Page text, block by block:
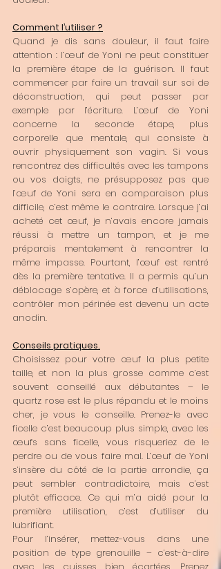
Comment l’utiliser ?
Quand je dis sans douleur, il faut faire
attention : l’œuf de Yoni ne peut constituer
la première étape de la guérison. Il faut
commencer par faire un travail sur soi de
déconstruction, qui peut passer par
exemple par l’écriture. L’œuf de Yoni
concerne la seconde étape, plus
corporelle que mentale, qui consiste à
ouvrir physiquement son vagin. Si vous
rencontrez des difficultés avec les tampons
ou vos doigts, ne présupposez pas que
l’œuf de Yoni sera en comparaison plus
difficile, c’est même le contraire. Lorsque j’ai
acheté cet œuf, je n’avais encore jamais
réussi à mettre un tampon, et je me
préparais mentalement à rencontrer la
même impasse. Pourtant, l’œuf est rentré
dès la première tentative. Il a permis qu’un
déblocage s’opère, et à force d’utilisations,
contrôler mon périnée est devenu un acte
anodin.
Conseils pratiques.
Choisissez pour votre œuf la plus petite
taille, et non la plus grosse comme c’est
souvent conseillé aux débutantes – le
quartz rose est le plus répandu et le moins
cher, je vous le conseille. Prenez-le avec
ficelle c’est beaucoup plus simple, avec les
œufs sans ficelle, vous risqueriez de le
perdre ou de vous faire mal. L’œuf de Yoni
s’insère du côté de la partie arrondie, ça
peut sembler contradictoire, mais c’est
plutôt efficace. Ce qui m’a aidé pour la
première utilisation, c’est d’utiliser du
lubrifiant.
Pour l’insérer, mettez-vous dans une
position de type grenouille – c’est-à-dire